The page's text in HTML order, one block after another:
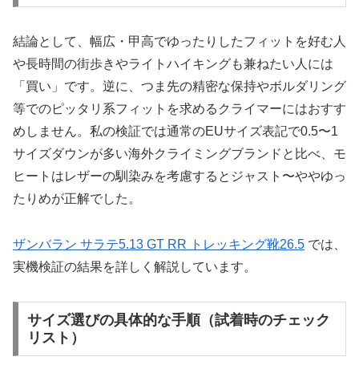
結論として、幅広・甲高でゆったりしたフィットを好む人
や長時間の街歩きやライトハイキングも兼ねたい人には
「買い」です。逆に、つま先の精密な保持やボルダリング
等でのピッタリ系フィットを求めるクライマーにはおすす
めしません。私の検証では通常のEUサイズ表記で0.5〜1
サイズダウンが多い海外クライミングブランドと比べ、モ
ヒートはレザーの馴染みを考慮するとジャスト〜ややゆっ
たりめが正解でした。
ザンバラン サラテ5.13 GT RR トレッキング靴26.5 では、
実機検証の結果を詳しく解説しています。
サイズ選びの具体的な手順（試着時のチェック
リスト）